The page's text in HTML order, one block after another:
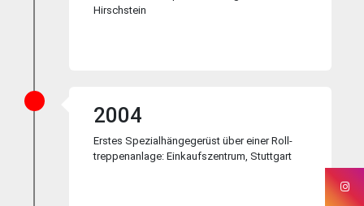
Hirsch­stein
2004
Erstes Spezial­hänge­gerüst über einer Roll­
treppen­an­la­ge: Ein­kaufs­zen­trum, Stutt­gart